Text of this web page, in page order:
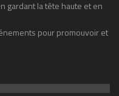
gardant la tête haute et en
pour promouvoir et